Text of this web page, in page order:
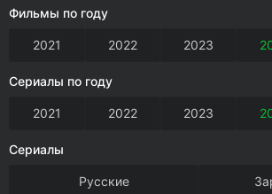
Фильмы по году
2021 2022 2023
Сериалы по году
2021 2022 2023
Сериалы
Русские